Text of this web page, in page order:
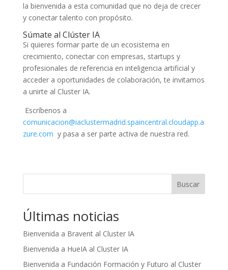
la bienvenida a esta comunidad que no deja de crecer
y conectar talento con propósito.
Súmate al Clúster IA
Si quieres formar parte de un ecosistema en
crecimiento, conectar con empresas, startups y
profesionales de referencia en inteligencia artificial y
acceder a oportunidades de colaboración, te invitamos
a unirte al Cluster IA.
Escríbenos a
comunicacion@iaclustermadrid.spaincentral.cloudapp.a
zure.com y pasa a ser parte activa de nuestra red.
Buscar
Últimas noticias
Bienvenida a Bravent al Cluster IA
Bienvenida a HueIA al Cluster IA
Bienvenida a Fundación Formación y Futuro al Cluster